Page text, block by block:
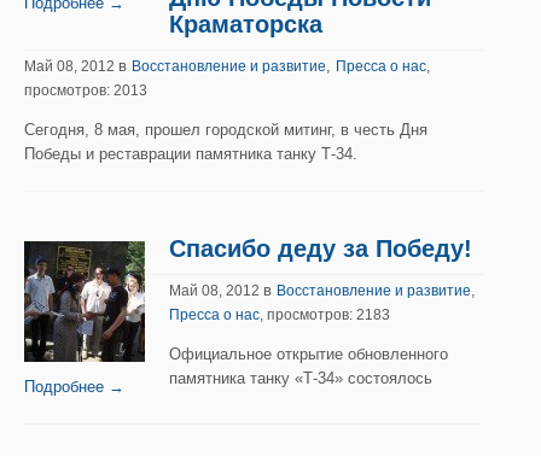
Краматорска
Май 08, 2012 в Восстановление и развитие, Пресса о нас,
просмотров: 2013
Сегодня, 8 мая, прошел городской митинг, в честь Дня
Победы и реставрации памятника танку Т-34.
Подробнее →
Спасибо деду за Победу!
Май 08, 2012 в Восстановление и развитие,
Пресса о нас, просмотров: 2183
Официальное открытие обновленного
памятника танку «Т-34» состоялось